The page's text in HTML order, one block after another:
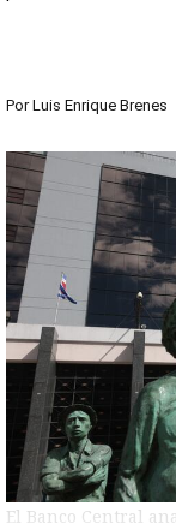
Por Luis Enrique Brenes
El Banco Central